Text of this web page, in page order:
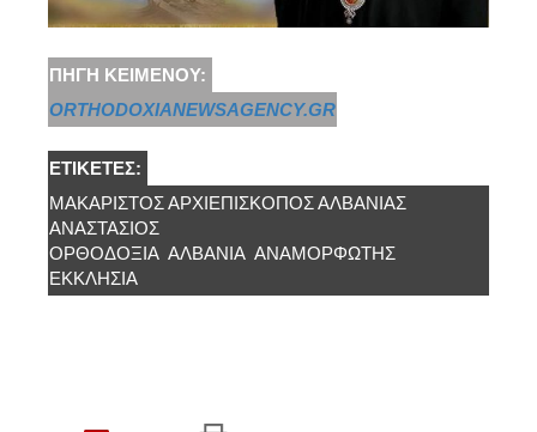
ΠΗΓΉ ΚΕΙΜΈΝΟΥ:
ORTHODOXIANEWSAGENCY.GR
ΕΤΙΚΈΤΕΣ:
ΜΑΚΑΡΙΣΤΌΣ ΑΡΧΙΕΠΊΣΚΟΠΟΣ ΑΛΒΑΝΊΑΣ
ΑΝΑΣΤΆΣΙΟΣ
ΟΡΘΟΔΟΞΙΑ ΑΛΒΑΝΊΑ ΑΝΑΜΟΡΦΩΤΉΣ
ΕΚΚΛΗΣΊΑ